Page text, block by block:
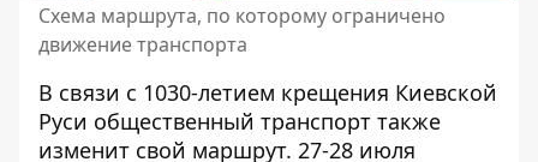
Схема маршрута, по которому ограничено
движение транспорта
В связи с 1030-летием крещения Киевской
Руси общественный транспорт также
изменит свой маршрут. 27-28 июля